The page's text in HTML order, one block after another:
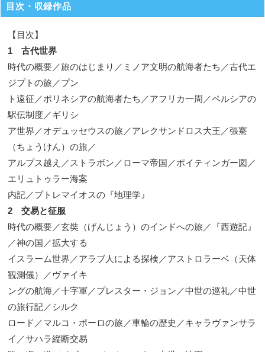
目次・収録作品
【目次】
1 古代世界
時代の概要／旅のはじまり／ミノア文明の航海者たち／古代エ
ジプトの旅／プン
ト遠征／ポリネシアの航海者たち／アフリカ一周／ペルシアの
駅伝制度／ギリシ
ア世界／オデュッセウスの旅／アレクサンドロス大王／張騫
（ちょうけん）の旅／
アルプス越え／ストラボン／ローマ帝国／ポイティンガー図／
エリュトゥラー海案
内記／プトレマイオスの『地理学』
2 交易と征服
時代の概要／玄奘（げんじょう）のインドへの旅／『西遊記』
／神の国／拡大する
イスラーム世界／アラブ人による探検／アストロラーベ（天体
観測儀）／ヴァイキ
ングの航海／十字軍／プレスター・ジョン／中世の巡礼／中世
の旅行記／シルク
ロード／マルコ・ポーロの旅／車輪の歴史／キャラヴァンサラ
イ／サハラ縦断交易